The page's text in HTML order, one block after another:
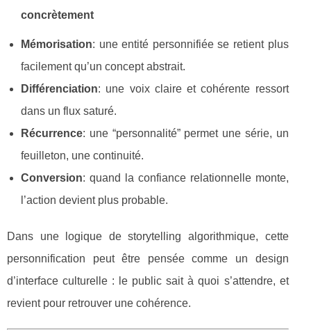
concrètement
Mémorisation: une entité personnifiée se retient plus
facilement qu’un concept abstrait.
Différenciation: une voix claire et cohérente ressort
dans un flux saturé.
Récurrence: une “personnalité” permet une série, un
feuilleton, une continuité.
Conversion: quand la confiance relationnelle monte,
l’action devient plus probable.
Dans une logique de storytelling algorithmique, cette
personnification peut être pensée comme un design
d’interface culturelle : le public sait à quoi s’attendre, et
revient pour retrouver une cohérence.